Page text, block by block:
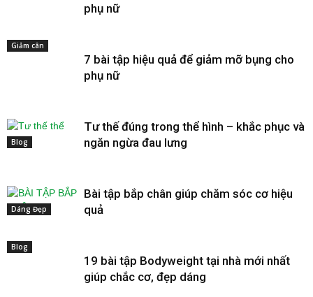
phụ nữ
Giảm cân
7 bài tập hiệu quả để giảm mỡ bụng cho
phụ nữ
Blog
Tư thế đúng trong thể hình – khắc phục và
ngăn ngừa đau lưng
Dáng Đẹp
Bài tập bắp chân giúp chăm sóc cơ hiệu
quả
Blog
19 bài tập Bodyweight tại nhà mới nhất
giúp chắc cơ, đẹp dáng